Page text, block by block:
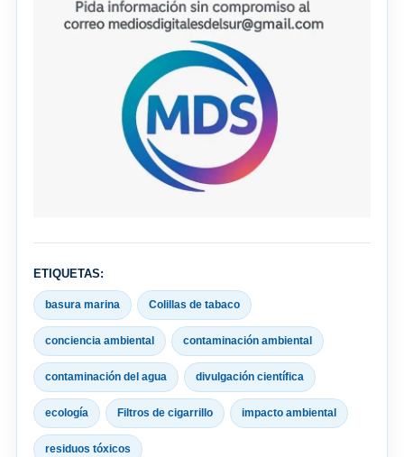
ETIQUETAS:
basura marina Colillas de tabaco
conciencia ambiental contaminación ambiental
contaminación del agua divulgación científica
ecología Filtros de cigarrillo impacto ambiental
residuos tóxicos